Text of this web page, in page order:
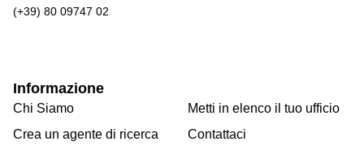
(+39) 80 09747 02
Informazione
Chi Siamo
Crea un agente di ricerca
Metti in elenco il tuo ufficio
Contattaci